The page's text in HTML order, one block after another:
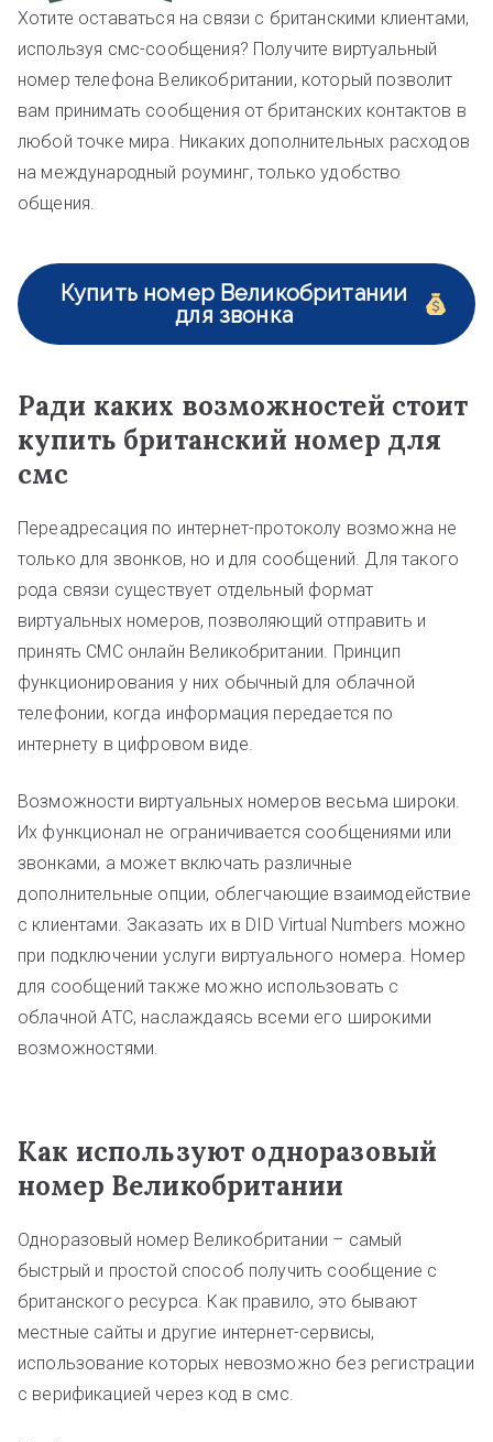
Хотите оставаться на связи с британскими клиентами,
используя смс-сообщения? Получите виртуальный
номер телефона Великобритании, который позволит
вам принимать сообщения от британских контактов в
любой точке мира. Никаких дополнительных расходов
на международный роуминг, только удобство
общения.
Купить номер Великобритании
для звонка
Ради каких возможностей стоит
купить британский номер для
смс
Переадресация по интернет-протоколу возможна не
только для звонков, но и для сообщений. Для такого
рода связи существует отдельный формат
виртуальных номеров, позволяющий отправить и
принять СМС онлайн Великобритании. Принцип
функционирования у них обычный для облачной
телефонии, когда информация передается по
интернету в цифровом виде.
Возможности виртуальных номеров весьма широки.
Их функционал не ограничивается сообщениями или
звонками, а может включать различные
дополнительные опции, облегчающие взаимодействие
с клиентами. Заказать их в DID Virtual Numbers можно
при подключении услуги виртуального номера. Номер
для сообщений также можно использовать с
облачной АТС, наслаждаясь всеми его широкими
возможностями.
Как используют одноразовый
номер Великобритании
Одноразовый номер Великобритании – самый
быстрый и простой способ получить сообщение с
британского ресурса. Как правило, это бывают
местные сайты и другие интернет-сервисы,
использование которых невозможно без регистрации
с верификацией через код в смс.